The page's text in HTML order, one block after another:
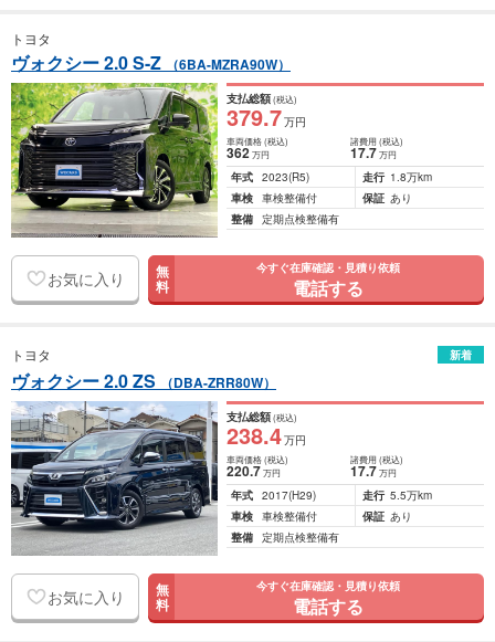
トヨタ
ヴォクシー 2.0 S-Z （6BA-MZRA90W）
支払総額(税込)
379.7万円
車両価格(税込)
362万円
諸費用 (税込)
17.7 万円
年式 2023(R5) 走行 1.8万km
車検 車検整備付 保証 あり
整備 定期点検整備有
お気に入り 無
料
今すぐ在庫確認・見積り依頼
電話する
トヨタ 新着
ヴォクシー 2.0 ZS （DBA-ZRR80W）
支払総額(税込)
238.4万円
車両価格(税込)
220.7万円
諸費用 (税込)
17.7 万円
年式 2017(H29) 走行 5.5万km
車検 車検整備付 保証 あり
整備 定期点検整備有
お気に入り 無
料
今すぐ在庫確認・見積り依頼
電話する